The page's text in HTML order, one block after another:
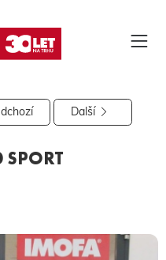
hledat
Další